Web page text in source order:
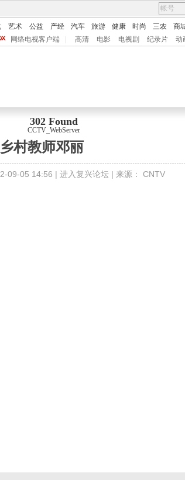
艺术 公益 产经 汽车 旅游 健康 时尚 三农
商
网络电视客户端 高清 电影 电视剧 纪录片 动
302 Found
CCTV_WebServer
村教师邓丽
09-05 14:56 | 进入复兴论坛 | 来源： CNTV